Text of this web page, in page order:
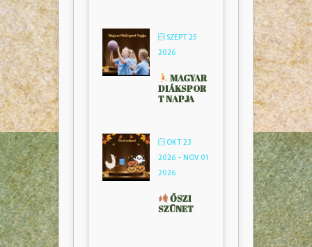
SZEPT 25
2026
MAGYAR
DIÁKSPOR
T NAPJA
OKT 23
2026 - NOV 01
2026
ŐSZI
SZÜNET